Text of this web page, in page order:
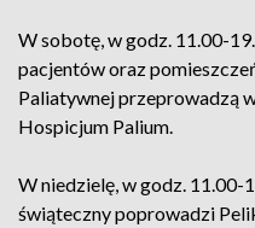
W sobotę, w godz. 11.00-
pacjentów oraz
Paliatywnej przeprowadzą
Hospicjum Palium.
W niedzielę, w godz. 11.00-
świąteczny poprowadzi